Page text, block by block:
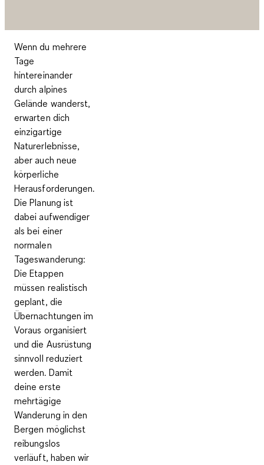
Wenn du mehrere
Tage
hintereinander
durch alpines
Gelände wanderst,
erwarten dich
einzigartige
Naturerlebnisse,
aber auch neue
körperliche
Herausforderungen.
Die Planung ist
dabei aufwendiger
als bei einer
normalen
Tageswanderung:
Die Etappen
müssen realistisch
geplant, die
Übernachtungen im
Voraus organisiert
und die Ausrüstung
sinnvoll reduziert
werden. Damit
deine erste
mehrtägige
Wanderung in den
Bergen möglichst
reibungslos
verläuft, haben wir